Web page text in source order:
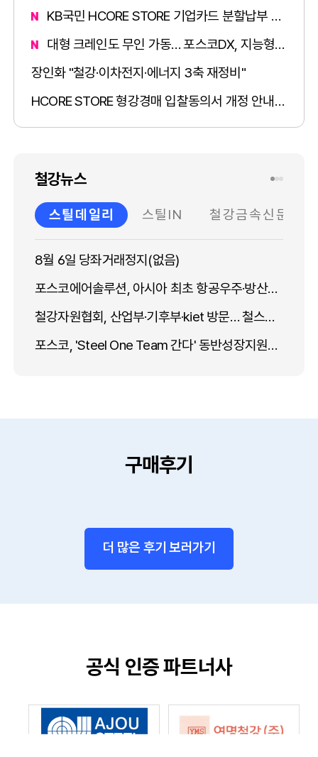
KB국민 HCORE STORE 기업카드 분할납부 서비스 이용 안내
대형 크레인도 무인 가동… 포스코DX, 지능형 제철소 만든다 [로보 인사이트]
장인화 "철강·이차전지·에너지 3축 재정비"
HCORE STORE 형강경매 입찰동의서 개정 안내 (2026.06.24부 적용)
철강뉴스
스틸데일리 스틸IN 철강금속신문
8월 6일 당좌거래정지(없음)
포스코에어솔루션, 아시아 최초 항공우주·방산용 고순도 가스 소재분야 글로벌 스탠다드 인증 획득
철강자원협회, 산업부·기후부·kiet 방문… 철스크랩 제도개선 건의
포스코, 'Steel One Team 간다' 동반성장지원단 지역기업 지원 결실
향후 스크랩 시장을 읽는 두 가지 '키워드'
구매후기
더 많은 후기 보러가기
공식 인증 파트너사